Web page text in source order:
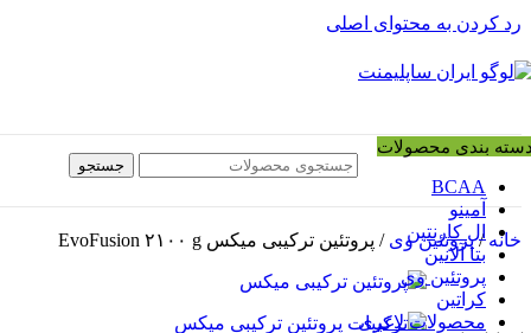
رد کردن به محتوای اصلی
رویکاوری و آفزایش انرژی
قبل تمرین
انرژی و ریکاوری
بندی محصولات
BCAA
آمینو
ال کارنتین
بتا آلانین
پروتئین وی
کراتین
محصولات لاغری
جستجو
خانه/ پروتئین وی/ پروتئین ترکیبی میکس EvoFusion ۲۱۰۰ g